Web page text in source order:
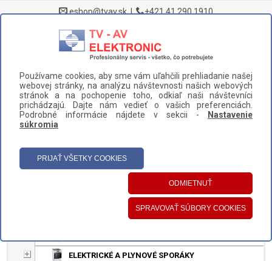
eshop@tvav.sk| +421 41 290 1910
DOMOV >
UŽÍVATEĽSKÝ PANEL
HLAVNÉ MENU
DOMÁCE SPOTREBIČE
NÁHRADNÉ DIELY A PRÍSLUŠENSTVO
ELEKTRICKÉ A PLYNOVÉ SPORÁKY
Používame cookies, aby sme vám uľahčili prehliadanie našej
webovej stránky, na analýzu návštevnosti našich webových
stránok a na pochopenie toho, odkiaľ naši návštevníci
prichádzajú. Dajte nám vedieť o vašich preferenciách.
Podrobné informácie nájdete v sekcii -
Nastavenie
súkromia